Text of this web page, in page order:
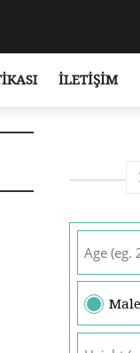
İLETIŞIM
Male